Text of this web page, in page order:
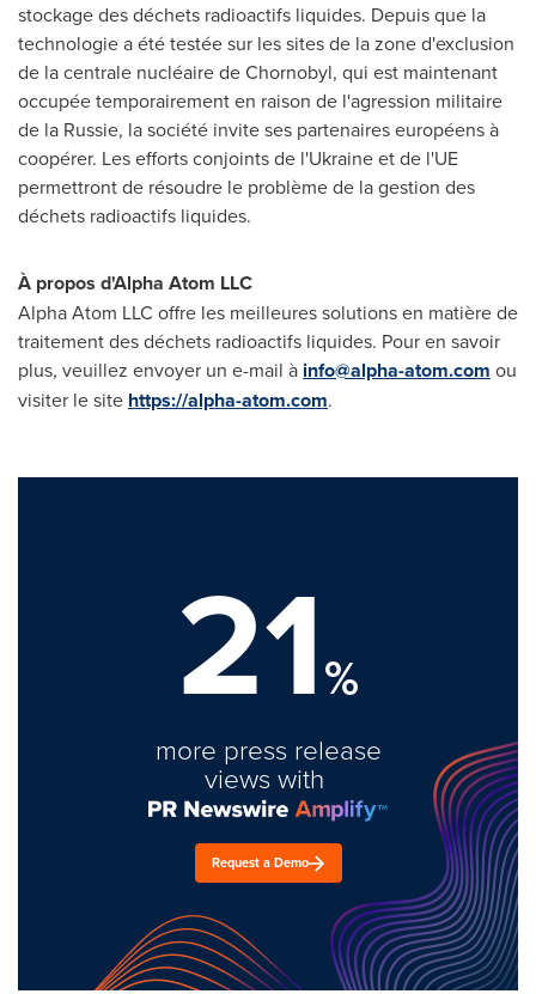
stockage des déchets radioactifs liquides. Depuis que la
technologie a été testée sur les sites de la zone d'exclusion
de la centrale nucléaire de Chornobyl, qui est maintenant
occupée temporairement en raison de l'agression militaire
de la Russie, la société invite ses partenaires européens à
coopérer. Les efforts conjoints de l'Ukraineet de l'UE
permettront de résoudre le problème de la gestion des
déchets radioactifs liquides.
À propos d'Alpha Atom LLC
Alpha Atom LLC offre les meilleures solutions en matière de
traitement des déchets radioactifs liquides. Pour en savoir
plus, veuillez envoyer un e-mail à info@alpha-atom.com ou
visiter le site https://alpha-atom.com.
21%
more press release
views with
Request a Demo